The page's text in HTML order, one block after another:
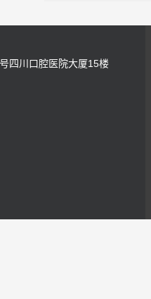
四川口腔医院大厦15楼